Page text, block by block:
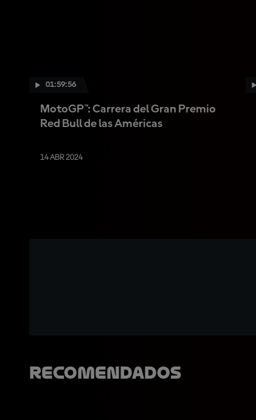
01:59:56
MotoGP™: Carrera del Gran Premio
Red Bull de las Américas
14 ABR 2024
Recomendados